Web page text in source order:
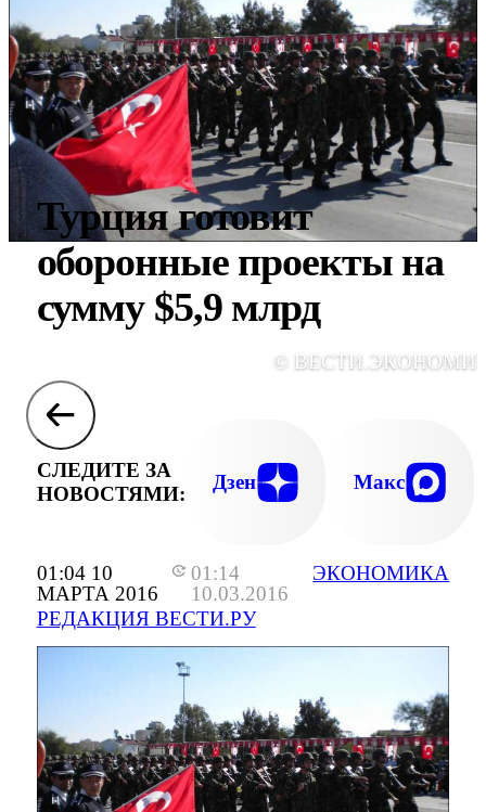
01:04 10
МАРТА 2016
01:14
10.03.2016
РЕДАКЦИЯ ВЕСТИ.РУ
ЭКОНОМИКА
Турция готовит
оборонные проекты на
сумму $5,9 млрд
©
СЛЕДИТЕ ЗА
НОВОСТЯМИ:
Дзен Макс